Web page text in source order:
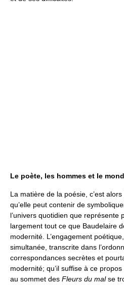
Le poète, les hommes et le
La matière de la poésie, c’est
qu’elle peut contenir de
l’univers quotidien que représente
largement tout ce que Baudelaire
modernité. L’engagement
simultanée, transcrite dans
correspondances secrètes et
modernité; qu’il suffise à ce
au sommet des Fleurs du malse